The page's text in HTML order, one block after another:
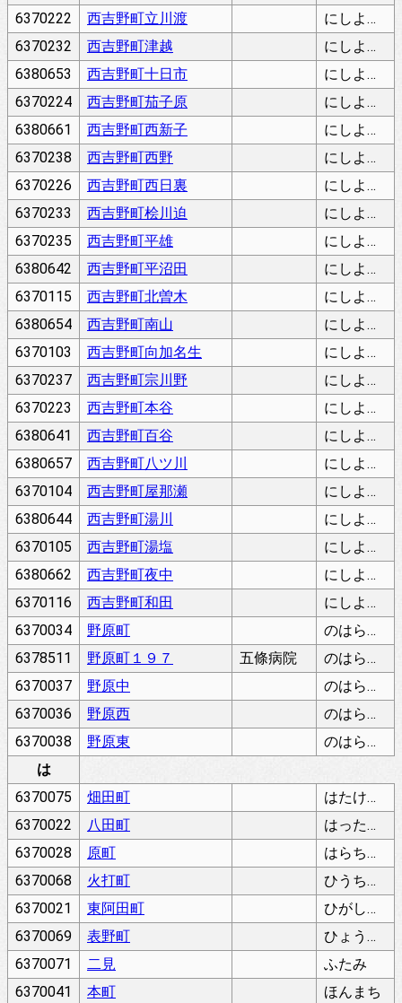
6370222
西吉野町立川渡
にしよしのちょうたてかわど
6370232
西吉野町津越
にしよしのちょうつごし
6380653
西吉野町十日市
にしよしのちょうとおかいち
6370224
西吉野町茄子原
にしよしのちょうなすはら
6380661
西吉野町西新子
にしよしのちょうにしあたらし
6370238
西吉野町西野
にしよしのちょうにしの
6370226
西吉野町西日裏
にしよしのちょうにしひうら
6370233
西吉野町桧川迫
にしよしのちょうひかわせ
6370235
西吉野町平雄
にしよしのちょうひらお
6380642
西吉野町平沼田
にしよしのちょうひらぬまた
6370115
西吉野町北曽木
にしよしのちょうほくそぎ
6380654
西吉野町南山
にしよしのちょうみなみやま
6370103
西吉野町向加名生
にしよしのちょうむかいあのう
6370237
西吉野町宗川野
にしよしのちょうむねがわの
6370223
西吉野町本谷
にしよしのちょうもとだに
6380641
西吉野町百谷
にしよしのちょうももだに
6380657
西吉野町八ツ川
にしよしのちょうやつかわ
6370104
西吉野町屋那瀬
にしよしのちょうやなせ
6380644
西吉野町湯川
にしよしのちょうゆかわ
6370105
西吉野町湯塩
にしよしのちょうゆしお
6380662
西吉野町夜中
にしよしのちょうよなか
6370116
西吉野町和田
にしよしのちょうわだ
6370034
野原町
のはらちょう
6378511
野原町１９７ 五條病院
のはらちょう
6370037
野原中
のはらなか
6370036
野原西
のはらにし
6370038
野原東
のはらひがし
は
6370075
畑田町
はたけだちょう
6370022
八田町
はったちょう
6370028
原町
はらちょう
6370068
火打町
ひうちちょう
6370021
東阿田町
ひがしあだちょう
6370069
表野町
ひょうのちょう
6370071
二見
ふたみ
6370041
本町
ほんまち